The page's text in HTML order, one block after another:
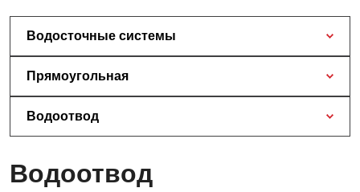
Водосточные системы
Прямоугольная
Водоотвод
Водоотвод